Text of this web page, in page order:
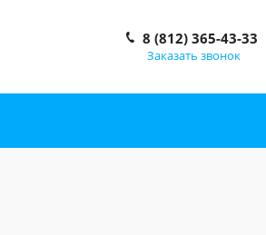
8 (812) 365-43-33
Заказать звонок